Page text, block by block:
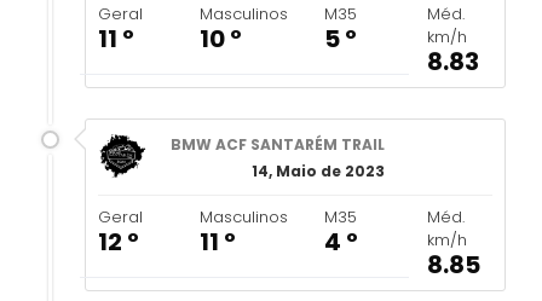
Geral
11 º
Masculinos
10 º
M35
5 º
Méd.
km/h
8.83
BMW ACF SANTARÉM TRAIL
14, Maio de 2023
Geral
12 º
Masculinos
11 º
M35
4 º
Méd.
km/h
8.85